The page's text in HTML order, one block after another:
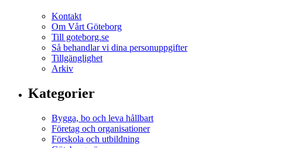
Kontakt
Om Vårt Göteborg
Till goteborg.se
Så behandlar vi dina personuppgifter
Tillgänglighet
Arkiv
Kategorier
Bygga, bo och leva hållbart
Företag och organisationer
Förskola och utbildning